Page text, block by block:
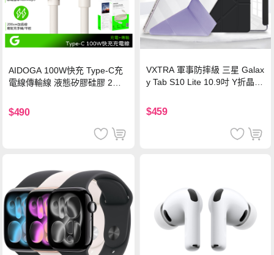
AIDOGA 100W快充 Type-C充
電線傳輸線 液態矽膠硅膠 2M
$490
VXTRA 軍事防摔級 三星 Galax
y Tab S10 Lite 10.9吋 Y折晶透
$459